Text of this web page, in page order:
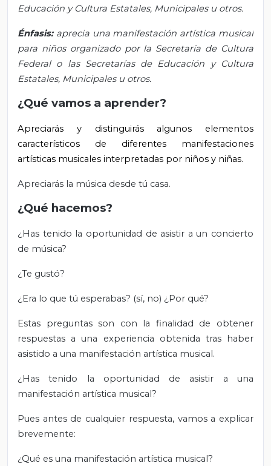
Educación y Cultura Estatales, Municipales u otros.
Énfasis: aprecia una manifestación artística musical
para niños organizado por la Secretaría de Cultura
Federal o las Secretarías de Educación y Cultura
Estatales, Municipales u otros.
¿Qué vamos a aprender?
Apreciarás y distinguirás algunos elementos
característicos de diferentes manifestaciones
artísticas musicales interpretadas por niños y niñas.
Apreciarás la música desde tú casa.
¿Qué hacemos?
¿Has tenido la oportunidad de asistir a un concierto
de música?
¿Te gustó?
¿Era lo que tú esperabas? (sí, no) ¿Por qué?
Estas preguntas son con la finalidad de obtener
respuestas a una experiencia obtenida tras haber
asistido a una manifestación artística musical.
¿Has tenido la oportunidad de asistir a una
manifestación artística musical?
Pues antes de cualquier respuesta, vamos a explicar
brevemente:
¿Qué es una manifestación artística musical?